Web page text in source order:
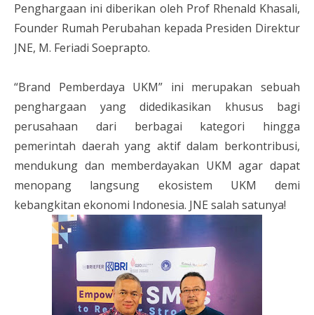
Penghargaan ini diberikan oleh Prof Rhenald Khasali,
Founder Rumah Perubahan kepada Presiden Direktur
JNE, M. Feriadi Soeprapto.
“Brand Pemberdaya UKM” ini merupakan sebuah
penghargaan yang didedikasikan khusus bagi
perusahaan dari berbagai kategori hingga
pemerintah daerah yang aktif dalam berkontribusi,
mendukung dan memberdayakan UKM agar dapat
menopang langsung ekosistem UKM demi
kebangkitan ekonomi Indonesia. JNE salah satunya!